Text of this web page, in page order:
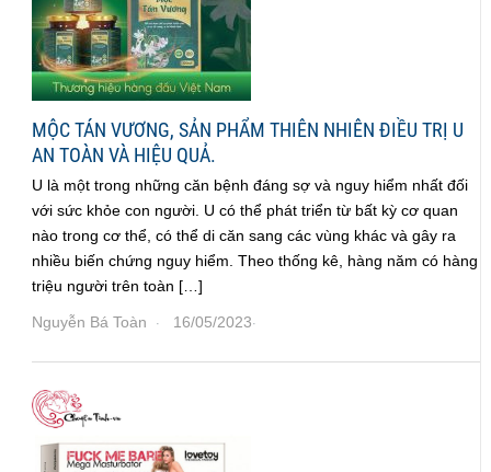
MỘC TÁN VƯƠNG, SẢN PHẨM THIÊN NHIÊN ĐIỀU TRỊ U
AN TOÀN VÀ HIỆU QUẢ.
U là một trong những căn bệnh đáng sợ và nguy hiểm nhất đối
với sức khỏe con người. U có thể phát triển từ bất kỳ cơ quan
nào trong cơ thể, có thể di căn sang các vùng khác và gây ra
nhiều biến chứng nguy hiểm. Theo thống kê, hàng năm có hàng
triệu người trên toàn […]
Nguyễn Bá Toàn · 16/05/2023·